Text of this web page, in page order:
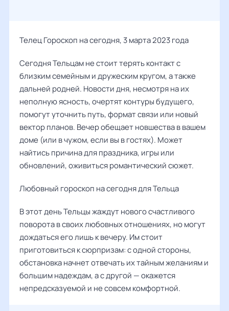
Телец Гороскоп на сегодня, 3 марта 2023 года
Сегодня Тельцам не стоит терять контакт с
близким семейным и дружеским кругом, а также
дальней родней. Новости дня, несмотря на их
неполную ясность, очертят контуры будущего,
помогут уточнить путь, формат связи или новый
вектор планов. Вечер обещает новшества в вашем
доме (или в чужом, если вы в гостях). Может
найтись причина для праздника, игры или
обновлений, оживиться романтический сюжет.
Любовный гороскоп на сегодня для Тельца
В этот день Тельцы жаждут нового счастливого
поворота в своих любовных отношениях, но могут
дождаться его лишь к вечеру. Им стоит
приготовиться к сюрпризам: с одной стороны,
обстановка начнет отвечать их тайным желаниям и
большим надеждам, а с другой — окажется
непредсказуемой и не совсем комфортной.